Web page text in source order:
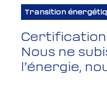
Transition
Certification
Nous ne
l’énergie,